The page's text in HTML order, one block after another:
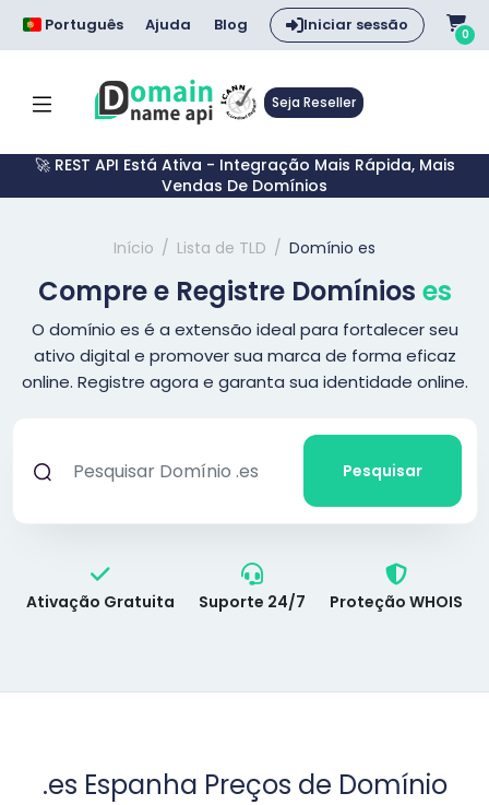
Português Ajuda Blog Iniciar sessão 0
Seja Reseller
🚀 REST API Está Ativa - Integração Mais Rápida, Mais
Vendas De Domínios
Início Lista de TLD Domínio es
Compre e Registre Domínios es
O domínio es é a extensão ideal para fortalecer seu
ativo digital e promover sua marca de forma eficaz
online. Registre agora e garanta sua identidade online.
Pesquisar
Ativação Gratuita Suporte 24/7 Proteção WHOIS
.es Espanha Preços de Domínio